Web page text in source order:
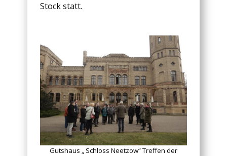
Stock statt.
Gutshaus „ Schloss Neetzow“ Treffen der